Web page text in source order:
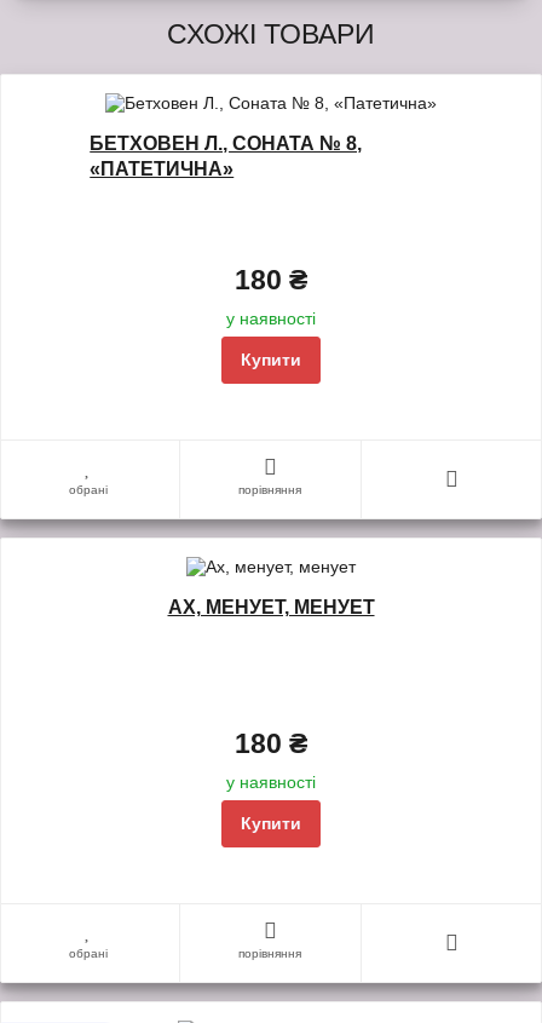
СХОЖІ ТОВАРИ
БЕТХОВЕН Л., СОНАТА № 8,
«ПАТЕТИЧНА»
180 ₴
у наявності
Купити
обрані порівняння
АХ, МЕНУЕТ, МЕНУЕТ
180 ₴
у наявності
Купити
обрані порівняння